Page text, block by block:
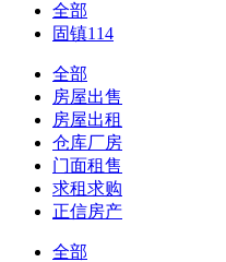
全部
固镇114
全部
房屋出售
房屋出租
仓库厂房
门面租售
求租求购
正信房产
全部